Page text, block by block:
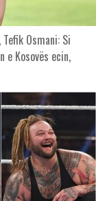
Osmani: Si
e Kosovës ecin,